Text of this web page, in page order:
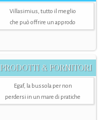
Villasimius, tutto il meglio
che può offrire un approdo
PRODOTTI & FORNITORI
Egaf, la bussola per non
perdersi in un mare di pratiche